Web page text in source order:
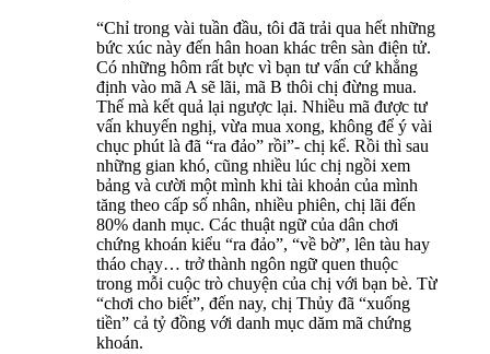
“Chỉ trong vài tuần đầu, tôi đã trải qua hết những
bức xúc này đến hân hoan khác trên sàn điện tử.
Có những hôm rất bực vì bạn tư vấn cứ khẳng
định vào mã A sẽ lãi, mã B thôi chị đừng mua.
Thế mà kết quả lại ngược lại. Nhiều mã được tư
vấn khuyến nghị, vừa mua xong, không để ý vài
chục phút là đã “ra đảo” rồi”- chị kể. Rồi thì sau
những gian khó, cũng nhiều lúc chị ngồi xem
bảng và cười một mình khi tài khoản của mình
tăng theo cấp số nhân, nhiều phiên, chị lãi đến
80% danh mục. Các thuật ngữ của dân chơi
chứng khoán kiểu “ra đảo”, “về bờ”, lên tàu hay
tháo chạy… trở thành ngôn ngữ quen thuộc
trong mỗi cuộc trò chuyện của chị với bạn bè. Từ
“chơi cho biết”, đến nay, chị Thủy đã “xuống
tiền” cả tỷ đồng với danh mục dăm mã chứng
khoán.